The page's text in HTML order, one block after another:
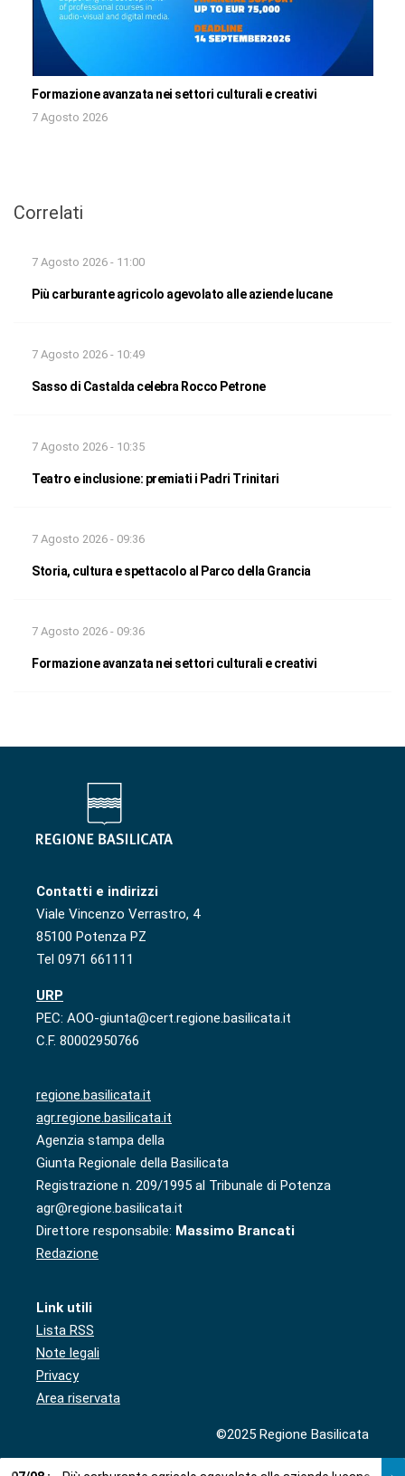
Formazione avanzata nei settori culturali e creativi
7 Agosto 2026
Correlati
7 Agosto 2026 - 11:00
Più carburante agricolo agevolato alle aziende lucane
7 Agosto 2026 - 10:49
Sasso di Castalda celebra Rocco Petrone
7 Agosto 2026 - 10:35
Teatro e inclusione: premiati i Padri Trinitari
7 Agosto 2026 - 09:36
Storia, cultura e spettacolo al Parco della Grancia
7 Agosto 2026 - 09:36
Formazione avanzata nei settori culturali e creativi
Contatti e indirizzi
Viale Vincenzo Verrastro, 4
85100 Potenza PZ
Tel 0971 661111
URP
PEC: AOO-giunta@cert.regione.basilicata.it
C.F. 80002950766
regione.basilicata.it
agr.regione.basilicata.it
Agenzia stampa della
Giunta Regionale della Basilicata
Registrazione n. 209/1995 al Tribunale di Potenza
agr@regione.basilicata.it
Direttore responsabile: Massimo Brancati
Redazione
Link utili
Lista RSS
Note legali
Privacy
Area riservata
©2025 Regione Basilicata